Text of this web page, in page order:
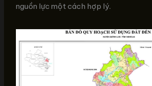
nguồn lực một cách hợp lý.